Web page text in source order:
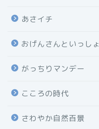
あさイチ
おげんさんといっしょ
がっちりマンデー
こころの時代
さわやか自然百景